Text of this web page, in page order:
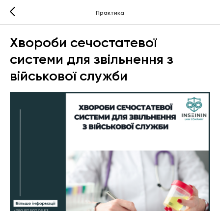
Практика
Хвороби сечостатевої
системи для звільнення з
військової служби